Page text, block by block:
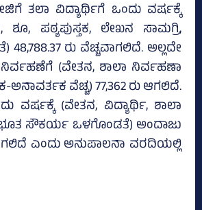
ತಲಾ ವಿದ್ಯಾರ್ಥಿಗೆ ಒಂದು ವರ್ಷಕ್ಕೆ
ಪಠ್ಯಪುಸ್ತಕ, ಲೇಖನ ಸಾಮಗ್ರಿ,
48,788.37 ರು ವೆಚ್ಚವಾಗಲಿದೆ. ಅಲ್ಲದೇ
(ವೇತನ, ಶಾಲಾ ನಿರ್ವಹಣಾ
ಅನಾವರ್ತಕ ವೆಚ್ಚ) 77,362 ರು ಆಗಲಿದೆ.
ವರ್ಷಕ್ಕೆ (ವೇತನ, ವಿದ್ಯಾರ್ಥಿ, ಶಾಲಾ
ಸೌಕರ್ಯ ಒಳಗೊಂಡತೆ) ಅಂದಾಜು
ಎಂದು ಅನುಪಾಲನಾ ವರದಿಯಲ್ಲಿ